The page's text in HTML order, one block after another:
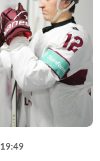
19:49